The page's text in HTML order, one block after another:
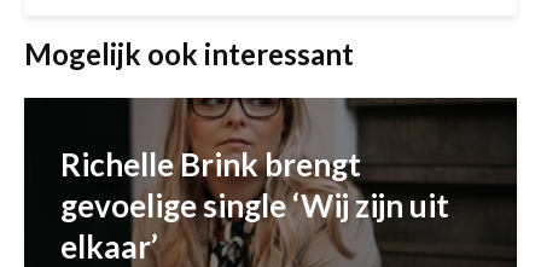
Mogelijk ook interessant
Richelle Brink brengt
gevoelige single ‘Wij zijn uit
elkaar’